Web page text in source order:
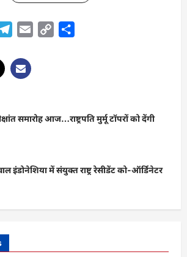
Telegram
Email
Copy
समारोह आज…राष्ट्रपति मुर्मू टॉपरों को देंगी
इंडोनेशिया में संयुक्त राष्ट्र रेसीडेंट को-ऑर्डिनेटर